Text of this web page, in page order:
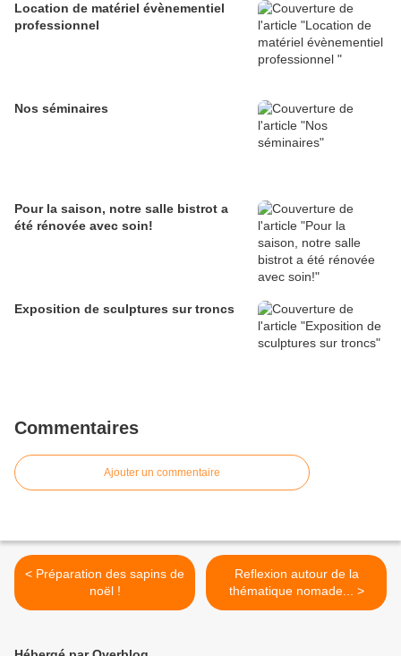
Location de matériel évènementiel
professionnel
Nos séminaires
Pour la saison, notre salle bistrot a
été rénovée avec soin!
Exposition de sculptures sur troncs
Commentaires
Ajouter un commentaire
< Préparation des sapins de
noël !
Reflexion autour de la
thématique nomade... >